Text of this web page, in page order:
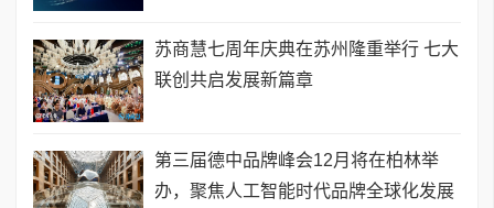
苏商慧七周年庆典在苏州隆重举行 七大
联创共启发展新篇章
第三届德中品牌峰会12月将在柏林举
办，聚焦人工智能时代品牌全球化发展